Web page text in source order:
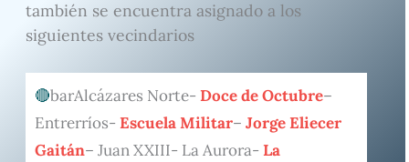
también se encuentra asignado a los
siguientes vecindarios
barAlcázares Norte- Doce de Octubre–
Entrerríos- Escuela Militar– Jorge Eliecer
Gaitán– Juan XXIII- La Aurora- La